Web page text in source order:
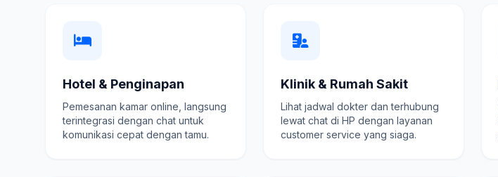
Hotel & Penginapan
Pemesanan kamar online, langsung
terintegrasi dengan chat untuk
komunikasi cepat dengan tamu.
Klinik & Rumah Sakit
Lihat jadwal dokter dan terhubung
lewat chat di HP dengan layanan
customer service yang siaga.